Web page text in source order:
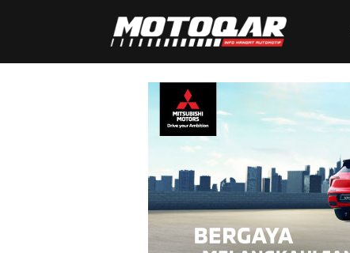
Motoqar